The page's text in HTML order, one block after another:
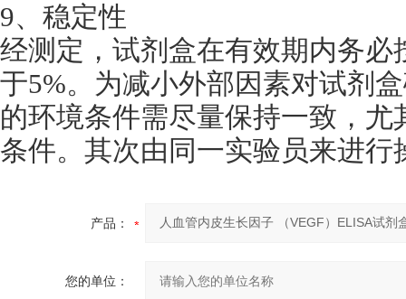
9、稳定性
经测定，试剂盒在有效期内务
于5%。为减小外部因素对试剂
的环境条件需尽量保持一致，
条件。其次由同一实验员来进
产品：
您的单位：